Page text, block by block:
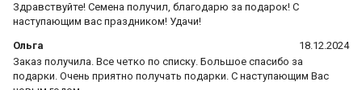
Здравствуйте! Семена получил, благодарю за подарок! С
наступающим вас праздником! Удачи!
Ольга
18.12.2024
Заказ получила. Все четко по списку. Большое спасибо за
подарки. Очень приятно получать подарки. С наступающим Вас